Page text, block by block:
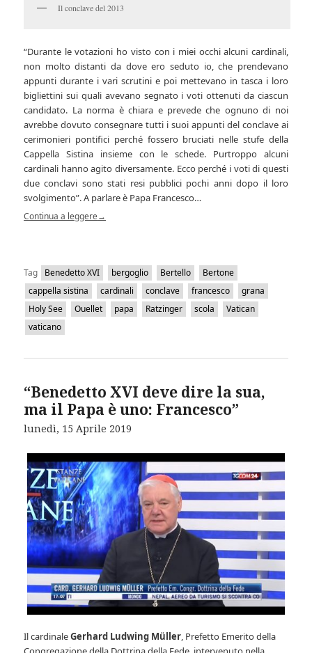
Il conclave del 2013
“Durante le votazioni ho visto con i miei occhi alcuni cardinali,
non molto distanti da dove ero seduto io, che prendevano
appunti durante i vari scrutini e poi mettevano in tasca i loro
bigliettini sui quali avevano segnato i voti ottenuti da ciascun
candidato. La norma è chiara e prevede che ognuno di noi
avrebbe dovuto consegnare tutti i suoi appunti del conclave ai
cerimonieri pontifici perché fossero bruciati nelle stufe della
Cappella Sistina insieme con le schede. Purtroppo alcuni
cardinali hanno agito diversamente. Ecco perché i voti di questi
due conclavi sono stati resi pubblici pochi anni dopo il loro
svolgimento”. A parlare è Papa Francesco…
Continua a leggere→
Tag Benedetto XVI bergoglio Bertello
Bertone
cappella sistina
cardinali conclave francesco
grana
Holy See
Ouellet papa Ratzinger scola
Vatican
vaticano
“Benedetto XVI deve dire la sua,
ma il Papa è uno: Francesco”
lunedì, 15 Aprile 2019
Il cardinaleGerhard Ludwing Müller, Prefetto Emerito della